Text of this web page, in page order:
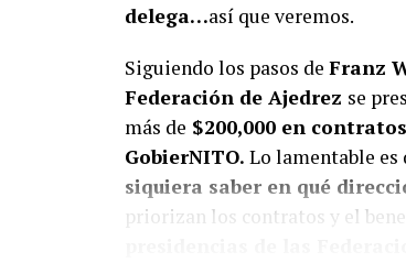
delega…así que veremos.
Siguiendo los pasos de Franz
Federación de Ajedrez se
más de $200,000 en
GobierNITO. Lo lamentable es
siquiera saber en qué
priorizan los contratos y el